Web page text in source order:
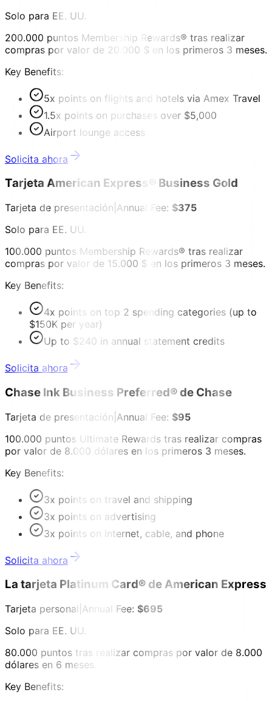
Solo para EE. UU.
200.000 puntos Membership Rewards® tras realizar
compras por valor de 20.000 $ en los primeros 3 meses.
Key Benefits:
5x points on flights and hotels via Amex Travel
1.5x points on purchases over $5,000
Airport lounge access
Solicita ahora
Tarjeta American Express® Business Gold
Tarjeta de presentación Annual Fee: $375
Solo para EE. UU.
100.000 puntos Membership Rewards® tras realizar
compras por valor de 15.000 $ en los primeros 3 meses.
Key Benefits:
4x points on top 2 spending categories (up to
$150K per year)
Up to $240 in annual statement credits
Solicita ahora
Chase Ink Business Preferred® de Chase
Tarjeta de presentación Annual Fee: $95
100.000 puntos Ultimate Rewards tras realizar compras
por valor de 8.000 dólares en los primeros 3 meses.
Key Benefits:
3x points on travel and shipping
3x points on advertising
3x points on internet, cable, and phone
Solicita ahora
La tarjeta Platinum Card® de American Express
Tarjeta personal Annual Fee: $695
Solo para EE. UU.
80.000 puntos tras realizar compras por valor de 8.000
dólares en 6 meses.
Key Benefits: